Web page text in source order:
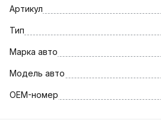
Артикул
Тип
Марка авто
Модель авто
OEM-номер